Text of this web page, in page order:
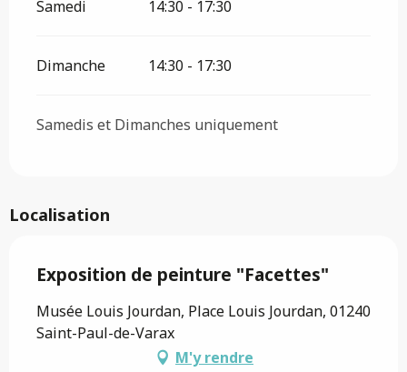
Samedi 14:30 - 17:30
Dimanche 14:30 - 17:30
Samedis et Dimanches uniquement
Localisation
Exposition de peinture "Facettes"
Musée Louis Jourdan, Place Louis Jourdan, 01240
Saint-Paul-de-Varax
M'y rendre